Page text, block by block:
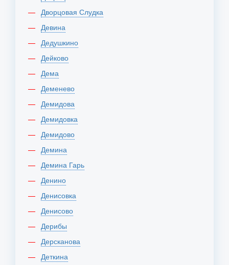
Дворцовая Слудка
Девина
Дедушкино
Дейково
Дема
Деменево
Демидова
Демидовка
Демидово
Демина
Демина Гарь
Денино
Денисовка
Денисово
Дерибы
Дерсканова
Деткина